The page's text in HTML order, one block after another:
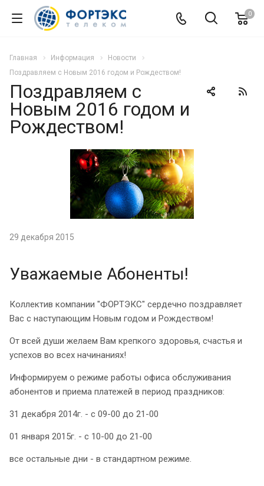
0
Главная Информация
Новости
Поздравляем с Новым 2016 годом и Рождеством!
Поздравляем с
Новым 2016 годом и
Рождеством!
29 декабря 2015
Уважаемые Абоненты!
Коллектив компании "ФОРТЭКС" сердечно поздравляет
Вас с наступающим Новым годом и Рождеством!
От всей души желаем Вам крепкого здоровья, счастья и
успехов во всех начинаниях!
Информируем о режиме работы офиса обслуживания
абонентов и приема платежей в период праздников:
31 декабря 2014г. - с 09-00 до 21-00
01 января 2015г. - с 10-00 до 21-00
все остальные дни - в стандартном режиме.